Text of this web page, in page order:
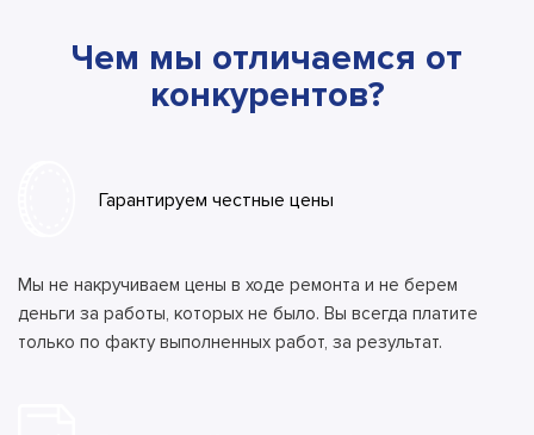
Чем мы отличаемся от
конкурентов?
Гарантируем честные цены
Мы не накручиваем цены в ходе ремонта и не берем
деньги за работы, которых не было. Вы всегда платите
только по факту выполненных работ, за результат.